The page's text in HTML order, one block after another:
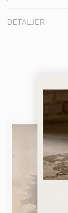
DETALJER